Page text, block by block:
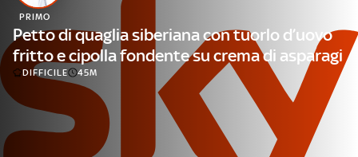
PROGRAMMI SKY
Un mondo di offerte:
SKY.IT
NOW
PRIMO
Petto di quaglia siberiana con tuorlo d’uovo
fritto e cipolla fondente su crema di asparagi
DIFFICILE 45M